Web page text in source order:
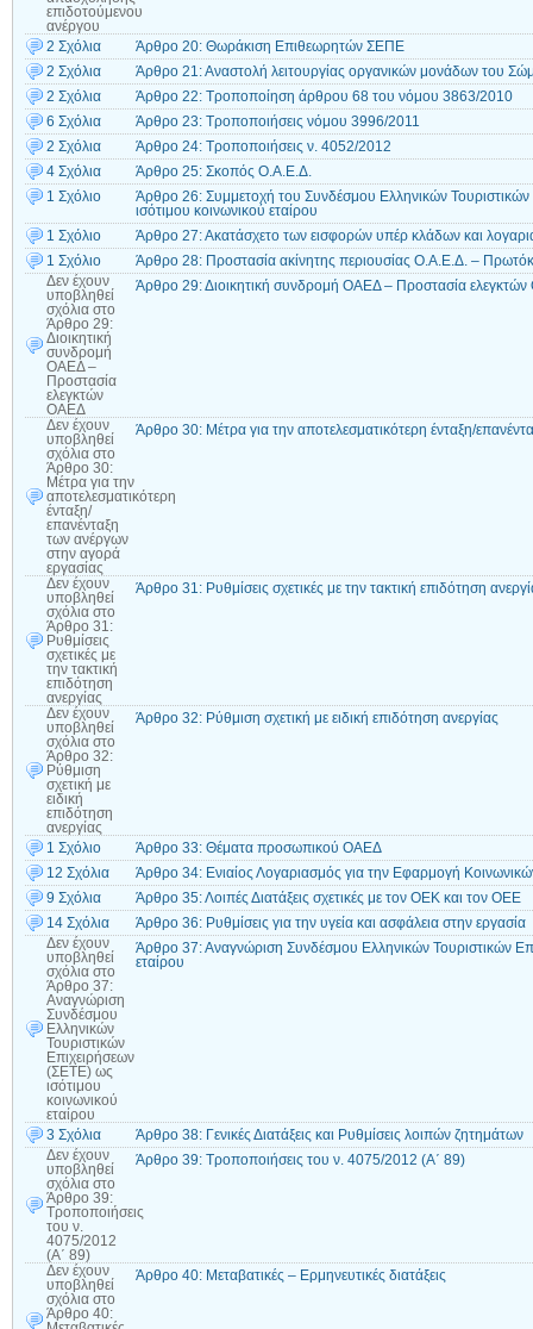
επιδοτούμενου
ανέργου
2 Σχόλια
Άρθρο 20: Θωράκιση Επιθεωρητών ΣΕΠΕ
2 Σχόλια
Άρθρο 21: Αναστολή λειτουργίας οργανικών μονάδων του
2 Σχόλια
Άρθρο 22: Τροποποίηση άρθρου 68 του νόμου 3863/2010
6 Σχόλια
Άρθρο 23: Τροποποιήσεις νόμου 3996/2011
2 Σχόλια
Άρθρο 24: Τροποποιήσεις ν. 4052/2012
4 Σχόλια
Άρθρο 25: Σκοπός Ο.Α.Ε.Δ.
1 Σχόλιο
Άρθρο 26: Συμμετοχή του Συνδέσμου Ελληνικών
ισότιμου κοινωνικού εταίρου
1 Σχόλιο
Άρθρο 27: Ακατάσχετο των εισφορών υπέρ κλάδων και
1 Σχόλιο
Άρθρο 28: Προστασία ακίνητης περιουσίας Ο.Α.Ε.Δ. –
Δεν έχουν
υποβληθεί
σχόλια στο
Άρθρο 29:
Διοικητική
συνδρομή
ΟΑΕΔ –
Προστασία
ελεγκτών
ΟΑΕΔ
Άρθρο 29: Διοικητική συνδρομή ΟΑΕΔ – Προστασία
Δεν έχουν
υποβληθεί
σχόλια στο
Άρθρο 30:
Μέτρα για την
αποτελεσματικότερη
ένταξη/
επανένταξη
των ανέργων
στην αγορά
εργασίας
Άρθρο 30: Μέτρα για την αποτελεσματικότερη ένταξη/
Δεν έχουν
υποβληθεί
σχόλια στο
Άρθρο 31:
Ρυθμίσεις
σχετικές με
την τακτική
επιδότηση
ανεργίας
Άρθρο 31: Ρυθμίσεις σχετικές με την τακτική επιδότηση
Δεν έχουν
υποβληθεί
σχόλια στο
Άρθρο 32:
Ρύθμιση
σχετική με
ειδική
επιδότηση
ανεργίας
Άρθρο 32: Ρύθμιση σχετική με ειδική επιδότηση ανεργίας
1 Σχόλιο
Άρθρο 33: Θέματα προσωπικού ΟΑΕΔ
12 Σχόλια
Άρθρο 34: Ενιαίος Λογαριασμός για την Εφαρμογή
9 Σχόλια
Άρθρο 35: Λοιπές Διατάξεις σχετικές με τον ΟΕΚ και τον ΟΕΕ
14 Σχόλια
Άρθρο 36: Ρυθμίσεις για την υγεία και ασφάλεια στην εργασία
Δεν έχουν
υποβληθεί
σχόλια στο
Άρθρο 37:
Αναγνώριση
Συνδέσμου
Ελληνικών
Τουριστικών
Επιχειρήσεων
(ΣΕΤΕ) ως
ισότιμου
κοινωνικού
εταίρου
Άρθρο 37: Αναγνώριση Συνδέσμου Ελληνικών Τουριστικών
εταίρου
3 Σχόλια
Άρθρο 38: Γενικές Διατάξεις και Ρυθμίσεις λοιπών ζητημάτων
Δεν έχουν
υποβληθεί
σχόλια στο
Άρθρο 39:
Τροποποιήσεις
του ν.
4075/2012
(Α΄ 89)
Άρθρο 39: Τροποποιήσεις του ν. 4075/2012 (Α΄ 89)
Δεν έχουν
υποβληθεί
σχόλια στο
Άρθρο 40:
Άρθρο 40: Μεταβατικές – Ερμηνευτικές διατάξεις